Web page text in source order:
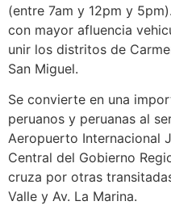
(entre 7am y 12pm y
con mayor afluencia
unir los distritos de
San Miguel.
Se convierte en una
peruanos y peruanas al
Aeropuerto Internacional
Central del Gobierno
cruza por otras
Valle y Av. La Marina.